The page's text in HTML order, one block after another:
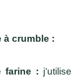
à crumble :
farine :